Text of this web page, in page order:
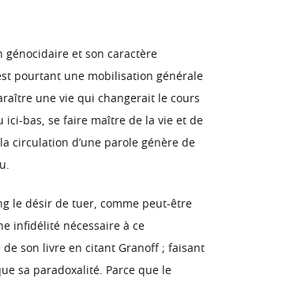
génocidaire et son caractère
pourtant une mobilisation générale
une vie qui changerait le cours
ici-bas, se faire maître de la vie et de
circulation d’une parole génère de
le désir de tuer, comme peut-être
infidélité nécessaire à ce
son livre en citant Granoff ; faisant
sa paradoxalité. Parce que le